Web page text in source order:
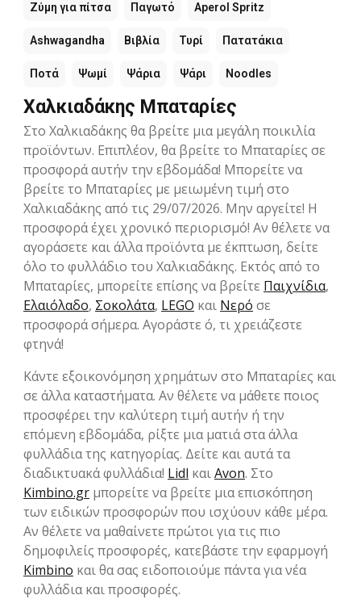
Ζύμη για πίτσα Παγωτό Aperol Spritz
Ashwagandha Βιβλία Τυρί Πατατάκια
Ποτά Ψωμί Ψάρια Ψάρι Noodles
Χαλκιαδάκης Μπαταρίες
Στο Χαλκιαδάκης θα βρείτε μια μεγάλη ποικιλία
προϊόντων. Επιπλέον, θα βρείτε το Μπαταρίες σε
προσφορά αυτήν την εβδομάδα! Μπορείτε να
βρείτε το Μπαταρίες με μειωμένη τιμή στο
Χαλκιαδάκης από τις 29/07/2026. Μην αργείτε! Η
προσφορά έχει χρονικό περιορισμό! Αν θέλετε να
αγοράσετε και άλλα προϊόντα με έκπτωση, δείτε
όλο το φυλλάδιο του Χαλκιαδάκης. Εκτός από το
Μπαταρίες, μπορείτε επίσης να βρείτε Παιχνίδια,
Ελαιόλαδο, Σοκολάτα, LEGO και Νερό σε
προσφορά σήμερα. Αγοράστε ό, τι χρειάζεστε
φτηνά!
Κάντε εξοικονόμηση χρημάτων στο Μπαταρίες και
σε άλλα καταστήματα. Αν θέλετε να μάθετε ποιος
προσφέρει την καλύτερη τιμή αυτήν ή την
επόμενη εβδομάδα, ρίξτε μια ματιά στα άλλα
φυλλάδια της κατηγορίας. Δείτε και αυτά τα
διαδικτυακά φυλλάδια! Lidl καιAvon. Στο
Kimbino.gr μπορείτε να βρείτε μια επισκόπηση
των ειδικών προσφορών που ισχύουν κάθε μέρα.
Αν θέλετε να μαθαίνετε πρώτοι για τις πιο
δημοφιλείς προσφορές, κατεβάστε την εφαρμογή
Kimbino και θα σας ειδοποιούμε πάντα για νέα
φυλλάδια και προσφορές.